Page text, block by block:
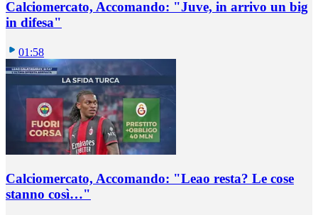
Calciomercato, Accomando: "Juve, in arrivo un big
in difesa"
01:58
Calciomercato, Accomando: "Leao resta? Le cose
stanno così…"